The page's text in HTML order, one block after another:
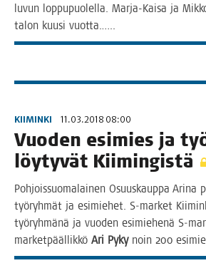
luvun lop­pu­puo­lel­la. Mar­­ja-Kai­­sa ja
talon kuusi vuotta.…..
KIIMINKI 11.03.2018 08:00
Vuo­den esi­mies ja
löy­ty­vät Kiimingistä
Poh­jois­suo­ma­lai­nen Osuus­kaup­pa Ari­na
työ­ryh­mät ja esi­mie­het. S‑market
työ­ryh­mä­nä ja vuo­den esi­mie­he­nä
mar­ket­pääl­lik­kö Ari Pykynoin 200